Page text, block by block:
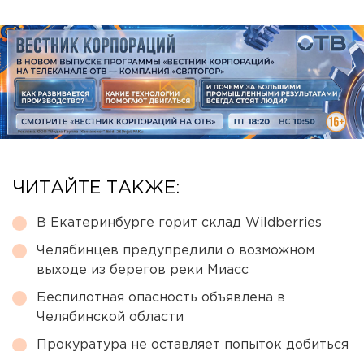
ЧИТАЙТЕ ТАКЖЕ:
В Екатеринбурге горит склад Wildberries
Челябинцев предупредили о возможном
выходе из берегов реки Миасс
Беспилотная опасность объявлена в
Челябинской области
Прокуратура не оставляет попыток добиться